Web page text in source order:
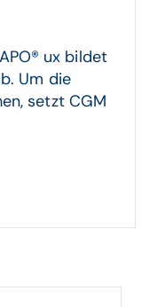
ux bildet
Um die
setzt CGM